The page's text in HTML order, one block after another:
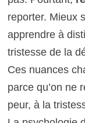
reporter. Mieux
apprendre à
tristesse de la
Ces nuances
parce qu’on ne
peur, à la